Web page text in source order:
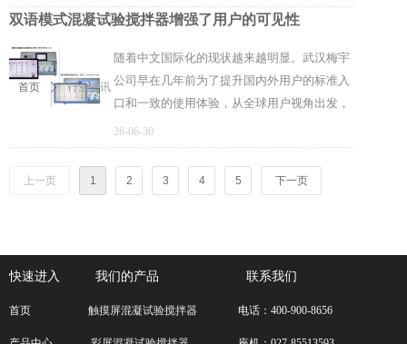
依然集中在彩屏六联混凝试验搅拌机和数显六
联混凝试验搅拌机，所以根据市场需求的持续
释放，我们将持续围绕既定的各项工作任务，
不断地提升产品的质量和生产效率。同时，随
着酷暑来袭，我们将灵活调整高温时段的作业
康前提下，严把质量关，强化细节管控，以稳
扎稳打、步步为营的良好姿态，全力以赴打好
三季度攻坚战。市场端同步加大渠道深耕、客
品市场份额。为实现全年营收目标奠定良好的
基础。
双语模式混凝试验搅拌器增强了用户的可见性
随着中文国际化的现状越来越明显。武汉梅宇
公司早在几年前为了提升国内外用户的标准入
口和一致的使用体验，从全球用户视角出发，
构建了更广泛和多元的用户操作体验，将
MY6000彩屏混凝试验搅拌器、MY6000触摸
屏混凝试验搅拌器均配置了中/英文双语系统，
它的性能提升了90%以上，全面支持海外用
从正确的地点被交付到客户手中。更让您的商
务办公变得轻松便捷。
26-06-30
上一页 1 2 3 4 5 下一页
首页 ꄲ 行业资讯
快速进入 我们的产品 联系我们
首页 触摸屏混凝试验搅拌器 电话：400-900-8656